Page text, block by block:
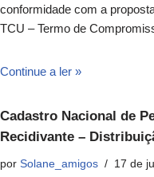
conformidade com a
TCU – Termo de
Continue a ler »
Cadastro Nacional de
Recidivante –
por Solane_amigos 17 de